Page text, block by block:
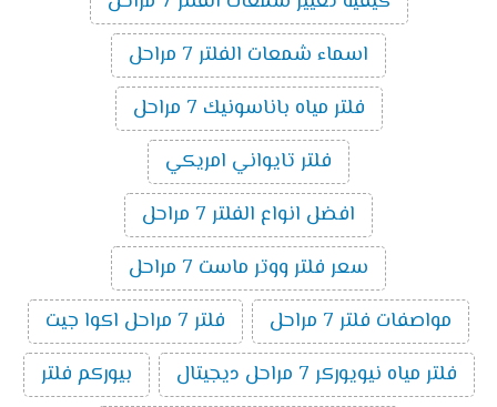
اسماء شمعات الفلتر 7 مراحل
فلتر مياه باناسونيك 7 مراحل
فلتر تايواني امريكي
افضل انواع الفلتر 7 مراحل
سعر فلتر ووتر ماست 7 مراحل
مواصفات فلتر 7 مراحل
فلتر 7 مراحل اكوا جيت
فلتر مياه نيويوركر 7 مراحل ديجيتال
بيوركم فلتر